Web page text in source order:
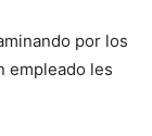
por los
empleado les